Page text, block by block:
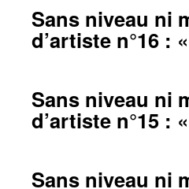
Sans niveau ni
d’artiste n°16 :
Sans niveau ni
d’artiste n°15 :
Sans niveau ni